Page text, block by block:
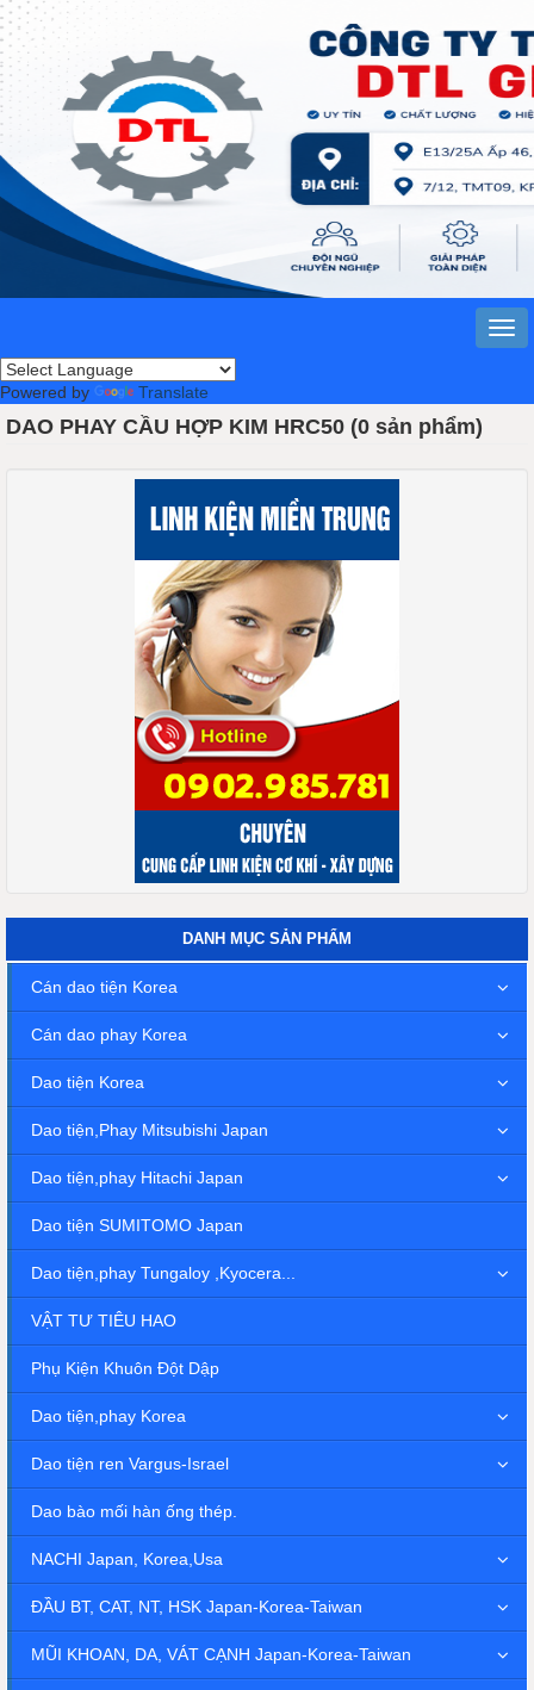
Powered by Translate
DAO PHAY CẦU HỢP KIM HRC50 (0 sản phẩm)
DANH MỤC SẢN PHẨM
Cán dao tiện Korea
Cán dao phay Korea
Dao tiện Korea
Dao tiện,Phay Mitsubishi Japan
Dao tiện,phay Hitachi Japan
Dao tiện SUMITOMO Japan
Dao tiện,phay Tungaloy ,Kyocera...
VẬT TƯ TIÊU HAO
Phụ Kiện Khuôn Đột Dập
Dao tiện,phay Korea
Dao tiện ren Vargus-Israel
Dao bào mối hàn ống thép.
NACHI Japan, Korea,Usa
ĐẦU BT, CAT, NT, HSK Japan-Korea-Taiwan
MŨI KHOAN, DA, VÁT CẠNH Japan-Korea-Taiwan